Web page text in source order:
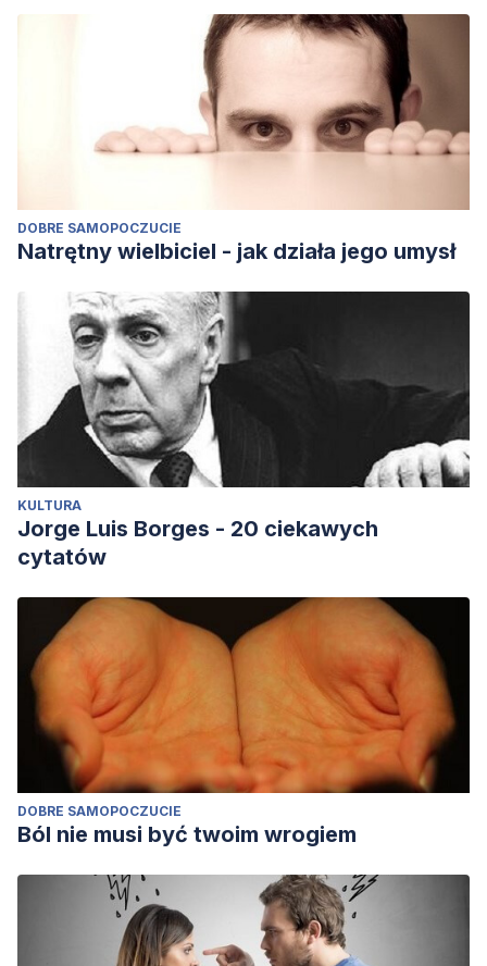
DOBRE SAMOPOCZUCIE
Natrętny wielbiciel - jak działa jego umysł
KULTURA
Jorge Luis Borges - 20 ciekawych
cytatów
DOBRE SAMOPOCZUCIE
Ból nie musi być twoim wrogiem